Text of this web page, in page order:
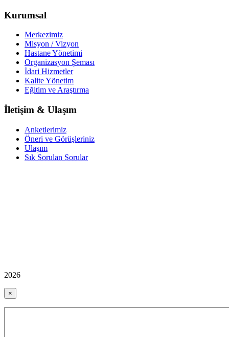
Kurumsal
Merkezimiz
Misyon / Vizyon
Hastane Yönetimi
Organizasyon Şeması
İdari Hizmetler
Kalite Yönetim
Eğitim ve Araştırma
İletişim & Ulaşım
Anketlerimiz
Öneri ve Görüşleriniz
Ulaşım
Sık Sorulan Sorular
2026
×